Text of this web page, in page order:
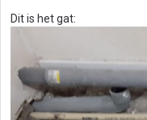
Dit is het gat: